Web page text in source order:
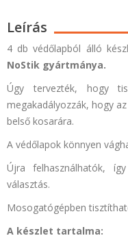
Leírás
4 db védőlapból álló
NoStik gyártmánya.
Úgy tervezték, hogy
megakadályozzák, hogy
belső kosarára.
A védőlapok könnyen
Újra felhasználhatók,
választás.
Mosogatógépben
A készlet tartalma: